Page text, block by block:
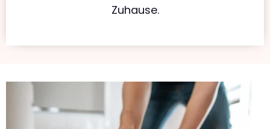
Zuhause.